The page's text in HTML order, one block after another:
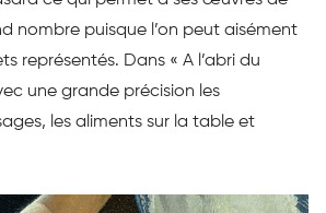
nombre puisque l’on peut aisément
représentés. Dans « A l’abri du
une grande précision les
les aliments sur la table et